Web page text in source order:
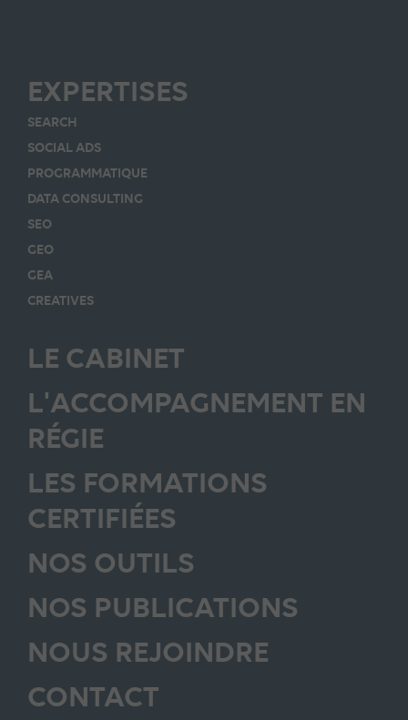
EXPERTISES
SEARCH
SOCIAL ADS
PROGRAMMATIQUE
DATA CONSULTING
SEO
GEO
GEA
CREATIVES
LE CABINET
L'ACCOMPAGNEMENT EN
RÉGIE
LES FORMATIONS
CERTIFIÉES
NOS OUTILS
NOS PUBLICATIONS
NOUS REJOINDRE
CONTACT